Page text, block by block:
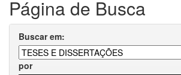
Página de Busca
Buscar em:
por